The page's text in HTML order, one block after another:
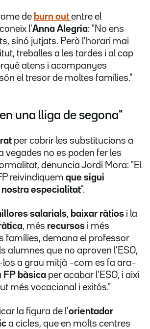
de burn out entre el
l'Anna Alegria: "No ens
sinó jutjats. Però l'horari mai
treballes a les tardes i al cap
atens i acompanyes
el tresor de moltes famílies."
una lliga de segona"
per cobrir les substitucions a
vegades no es poden fer les
denuncia Jordi Mora: "El
reivindiquem que sigui
especialitat".
salarials, baixar ràtios i la
, més recursos i més
famílies, demana el professor
alumnes que no aproven l'ESO,
los a grau mitjà –com es fa ara–
FP bàsica per acabar l'ESO, i així
més vocacional i exitós."
la figura de l'orientador
a cicles, que en molts centres